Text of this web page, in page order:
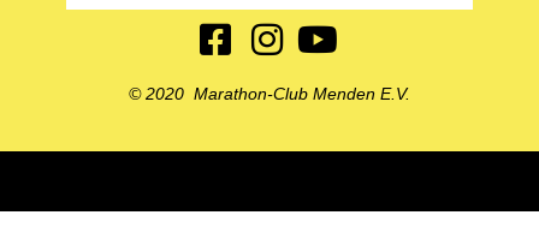
© 2020 Marathon-Club Menden E.V.